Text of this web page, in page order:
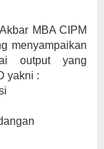
MBA CIPM
menyampaikan
output yang
yakni :